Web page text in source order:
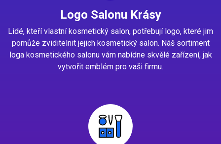
Logo Salonu Krásy
Lidé, kteří vlastní kosmetický salon, potřebují logo, které jim
pomůže zviditelnit jejich kosmetický salon. Náš sortiment
loga kosmetického salonu vám nabídne skvělé zařízení, jak
vytvořit emblém pro vaši firmu.